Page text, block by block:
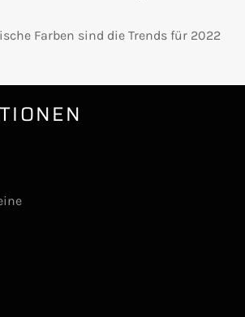
Farben sind die Trends für 2022